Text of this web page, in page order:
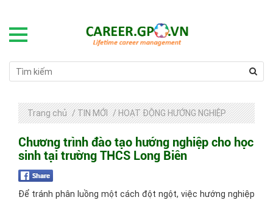
Trang chủ / TIN MỚI / HOẠT ĐỘNG HƯỚNG NGHIỆP
Chương trình đào tạo hướng nghiệp cho học
sinh tại trường THCS Long Biên
Để tránh phân luồng một cách đột ngột, việc hướng nghiệp